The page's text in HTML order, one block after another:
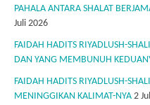
PAHALA ANTARA SHALAT
Juli 2026
FAIDAH HADITS RIYADLUSH-
DAN YANG MEMBUNUH
FAIDAH HADITS RIYADLUSH-
MENINGGIKAN KALIMAT-NYA 2